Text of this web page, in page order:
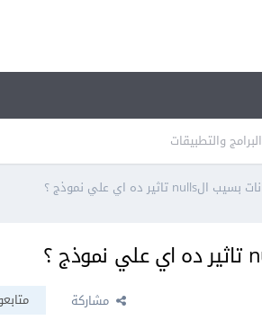
البرامج والتطبيقات
مشاركة